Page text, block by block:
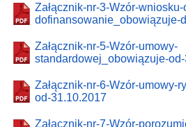
Załącznik-nr-3-Wzór-wniosku-
dofinansowanie_obowiązuje-
Załącznik-nr-5-Wzór-umowy-
standardowej_obowiązuje-
Załącznik-nr-6-Wzór-umowy-
od-31.10.2017
Załącznik-nr-7-Wzór-